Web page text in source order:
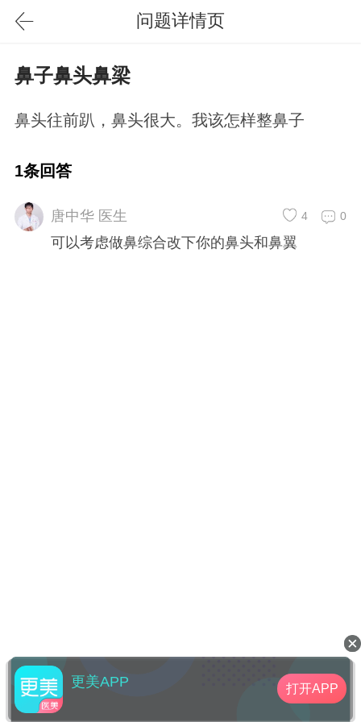
问题详情页
鼻子鼻头鼻梁
鼻头往前趴，鼻头很大。我该怎样整鼻子
1条回答
唐中华 医生 0
4
可以考虑做鼻综合改下你的鼻头和鼻翼
更美APP 打开APP